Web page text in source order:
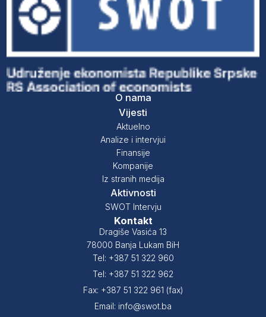
O nama
Vijesti
Aktuelno
Analize i intervjui
Finansije
Kompanije
Iz stranih medija
Aktivnosti
SWOT Intervju
Kontakt
Dragiše Vasića 13
78000 Banja Lukam BiH
Tel: +387 51 322 960
Tel: +387 51 322 962
Fax: +387 51 322 961 (fax)
Email: info@swot.ba